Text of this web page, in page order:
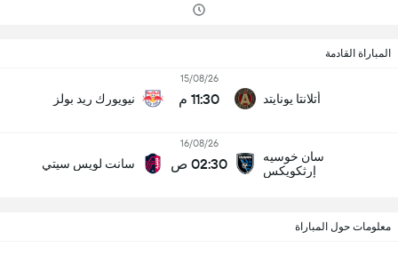
المباراة القادمة
أتلانتا يونايتد
15/08/26
11:30 م نيويورك ريد بولز
سان خوسيه
إرثكويكس
16/08/26
02:30 ص سانت لويس سيتي
معلومات حول المباراة